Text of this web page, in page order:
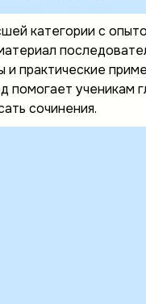
категории с
и практические
помогает ученикам
сочинения.